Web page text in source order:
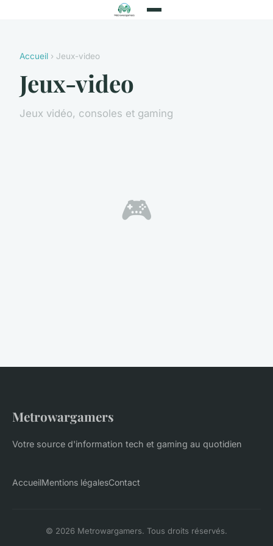
Accueil › Jeux-video
Jeux-video
Jeux vidéo, consoles et gaming
🎮
Metrowargamers
Votre source d'information tech et gaming au quotidien
AccueilMentions légalesContact
© 2026 Metrowargamers. Tous droits réservés.